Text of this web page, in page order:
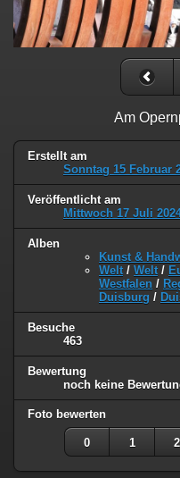
Am
Erstellt am
Sonntag 15 Februar
Veröffentlicht am
Mittwoch 17 Juli
Alben
Kunst &
Welt / Welt /
Westfalen /
Duisburg /
Besuche
463
Bewertung
noch keine
Foto bewerten
0 1 2